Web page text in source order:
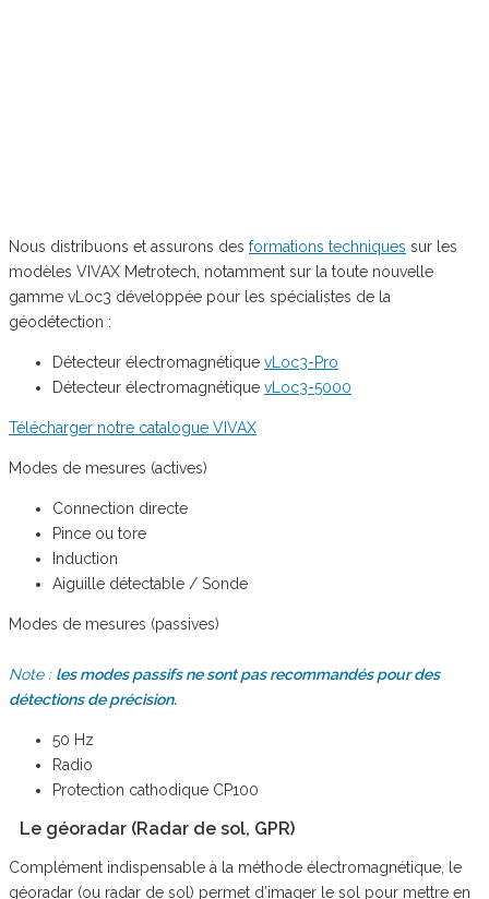
Nous distribuons et assurons des formations techniques sur les
modèles VIVAX Metrotech, notamment sur la toute nouvelle
gamme vLoc3 développée pour les spécialistes de la
géodétection :
Détecteur électromagnétique vLoc3-Pro
Détecteur électromagnétique vLoc3-5000
Télécharger notre catalogue VIVAX
Modes de mesures (actives)
Connection directe
Pince ou tore
Induction
Aiguille détectable / Sonde
Modes de mesures (passives)
Note : les modes passifs ne sont pas recommandés pour des
détections de précision.
50 Hz
Radio
Protection cathodique CP100
Le géoradar (Radar de sol, GPR)
Complément indispensable à la méthode électromagnétique, le
géoradar (ou radar de sol) permet d’imager le sol pour mettre en